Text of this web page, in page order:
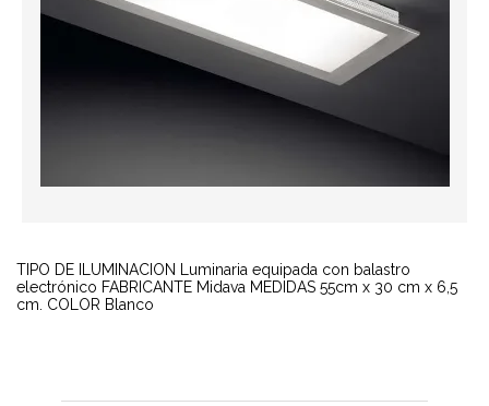
TIPO DE ILUMINACION Luminaria equipada con balastro
electrónico FABRICANTE Midava MEDIDAS 55cm x 30 cm x 6,5
cm. COLOR Blanco